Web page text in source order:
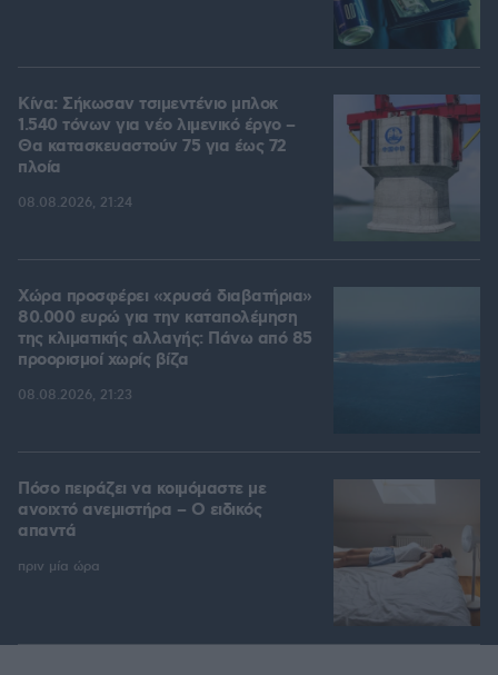
Κίνα: Σήκωσαν τσιμεντένιο μπλοκ
1.540 τόνων για νέο λιμενικό έργο –
Θα κατασκευαστούν 75 για έως 72
πλοία
08.08.2026, 21:24
Χώρα προσφέρει «χρυσά διαβατήρια»
80.000 ευρώ για την καταπολέμηση
της κλιματικής αλλαγής: Πάνω από 85
προορισμοί χωρίς βίζα
08.08.2026, 21:23
Πόσο πειράζει να κοιμόμαστε με
ανοιχτό ανεμιστήρα – Ο ειδικός
απαντά
πριν μία ώρα